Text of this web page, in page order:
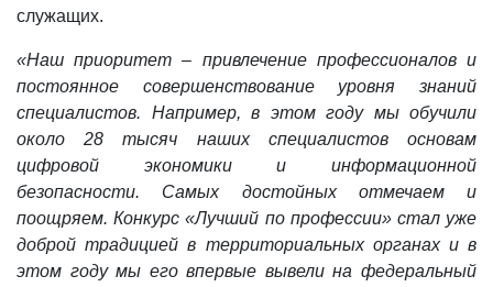
служащих.
«Наш приоритет – привлечение профессионалов и
постоянное совершенствование уровня знаний
специалистов. Например, в этом году мы обучили
около 28 тысяч наших специалистов основам
цифровой экономики и информационной
безопасности. Самых достойных отмечаем и
поощряем. Конкурс «Лучший по профессии» стал уже
доброй традицией в территориальных органах и в
этом году мы его впервые вывели на федеральный